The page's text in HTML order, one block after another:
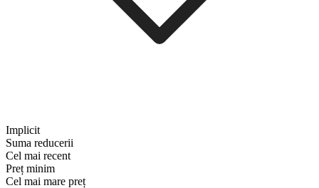
Implicit
Suma reducerii
Cel mai recent
Preț minim
Cel mai mare preț